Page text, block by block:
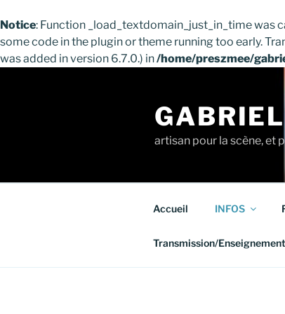
Notice: Function _load_textdomain_just_in_time was
some code in the plugin or theme running too early.
was added in version 6.7.0.) in/home/preszmee/
artisan pour la scène, et
Accueil INFOS
Transmission/Enseignement